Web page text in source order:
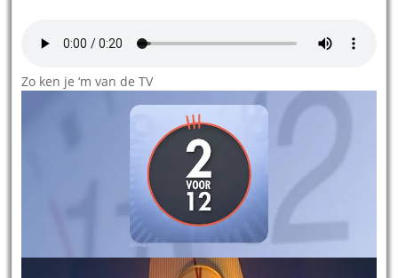
Zo ken je ‘m van de TV